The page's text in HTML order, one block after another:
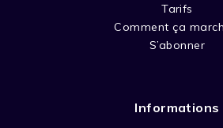
Tarifs
Comment ça
S’abonner
Informations